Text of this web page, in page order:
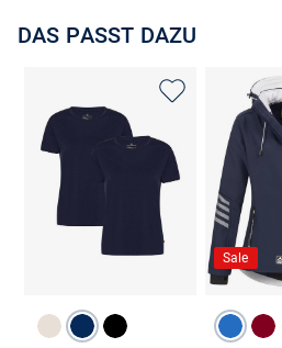
DAS PASST DAZU
Sale